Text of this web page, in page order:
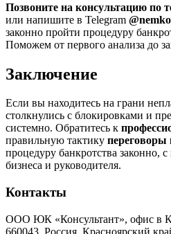
Позвоните на консультацию по
или напишите в Telegram
законно пройти процедуру
Поможем от первого анализа до
Заключение
Если вы находитесь на грани
столкнулись с блокировками и
системно. Обратитесь к
правильную тактику переговоры
процедуру банкротства законно,
бизнеса и руководителя.
Контакты
ООО ЮК «Консультант», офис в
660043, Россия, Красноярский